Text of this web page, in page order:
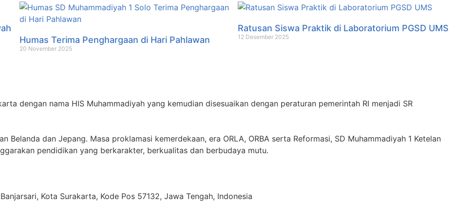
Humas Terima Penghargaan di Hari Pahlawan
20 November 2025
Ratusan Siswa Praktik di Laboratorium PGSD UMS
12 Desember 2025
dengan nama HIS Muhammadiyah yang kemudian disesuaikan dengan peraturan pemerintah RI menjadi SR
Belanda dan Jepang. Masa proklamasi kemerdekaan, era ORLA, ORBA serta Reformasi, SD Muhammadiyah 1 Ketelan
pendidikan yang berkarakter, berkualitas dan berbudaya mutu.
Kota Surakarta, Kode Pos 57132, Jawa Tengah, Indonesia